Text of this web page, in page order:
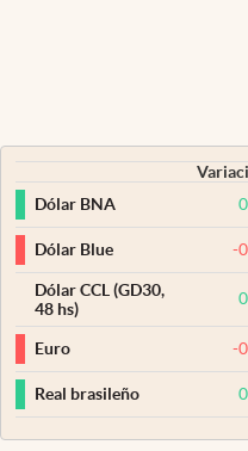
Dólar BNA
Dólar Blue -
Dólar CCL (GD30,
48 hs)
Euro -
Real brasileño